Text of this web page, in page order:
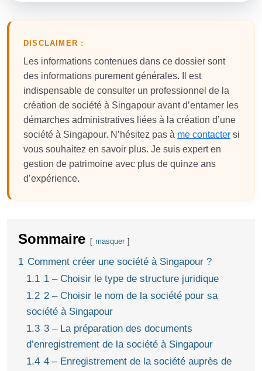
DISCLAIMER :
Les informations contenues dans ce dossier sont
des informations purement générales. Il est
indispensable de consulter un professionnel de la
création de société à Singapour avant d’entamer les
démarches administratives liées à la création d’une
société à Singapour. N’hésitez pas à me contacter si
vous souhaitez en savoir plus. Je suis expert en
gestion de patrimoine avec plus de quinze ans
d’expérience.
Sommaire masquer
1 Comment créer une société à Singapour ?
1.1 1 – Choisir le type de structure juridique
1.2 2 – Choisir le nom de la société pour sa
société à Singapour
1.3 3 – La préparation des documents
d’enregistrement de la société à Singapour
1.4 4 – Enregistrement de la société auprès de